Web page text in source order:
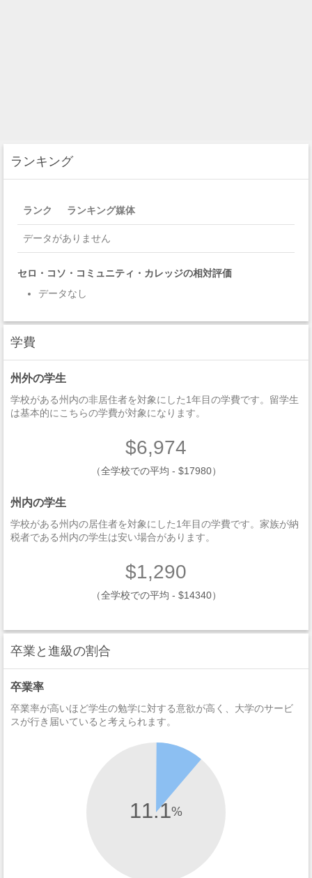
ランキング
ランク ランキング媒体
データがありません
セロ・コソ・コミュニティ・カレッジの相対評価
データなし
学費
州外の学生
学校がある州内の非居住者を対象にした1年目の学費です。留学生
は基本的にこちらの学費が対象になります。
$6,974
（全学校での平均 - $17980）
州内の学生
学校がある州内の居住者を対象にした1年目の学費です。家族が納
税者である州内の学生は安い場合があります。
$1,290
（全学校での平均 - $14340）
卒業と進級の割合
卒業率
卒業率が高いほど学生の勉学に対する意欲が高く、大学のサービ
スが行き届いていると考えられます。
11.1%